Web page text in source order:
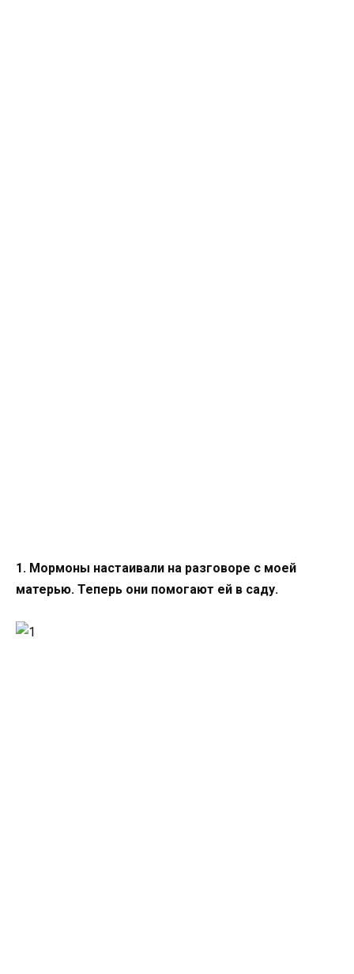
1. Мормоны настаивали на разговоре с моей
матерью. Теперь они помогают ей в саду.